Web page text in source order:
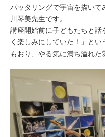
パッタリングで宇宙を描い
川琴美先生です。
講座開始前に子どもたちと
く楽しみにしていた！」と
もおり、やる気に満ち溢れた